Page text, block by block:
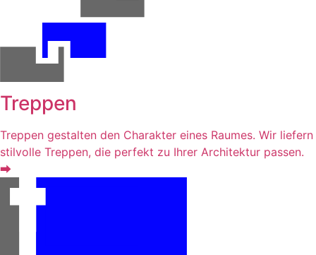
Treppen
Treppen gestalten den Charakter eines Raumes. Wir liefern
stilvolle Treppen, die perfekt zu Ihrer Architektur passen.
⮕